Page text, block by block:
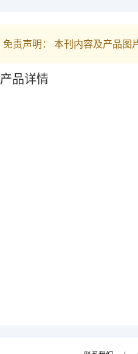
免责声明： 本刊内容及产品图
产品详情